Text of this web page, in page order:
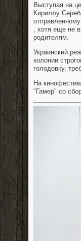
Выступая на
Кириллу
, хотя еще не
родителям.
Украинский
колонии
голодовку,
На
"Гамер" со